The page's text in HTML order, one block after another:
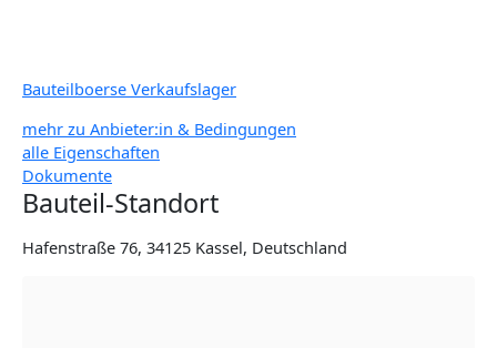
Bauteilboerse Verkaufslager
mehr zu Anbieter:in & Bedingungen
alle Eigenschaften
Dokumente
Bauteil-Standort
Hafenstraße 76, 34125 Kassel, Deutschland